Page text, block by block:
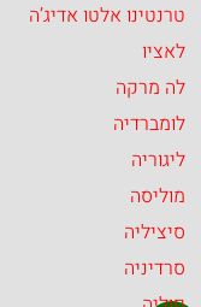
טרנטינו אלטו אדיג’ה
לאציו
לה מרקה
לומברדיה
ליגוריה
מוליסה
סיציליה
סרדיניה